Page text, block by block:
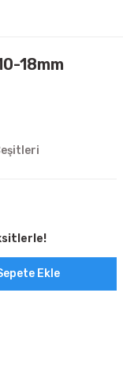
18mm
Ekle